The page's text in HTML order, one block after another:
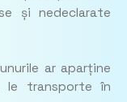
și nedeclarate
ar aparține
transporte în